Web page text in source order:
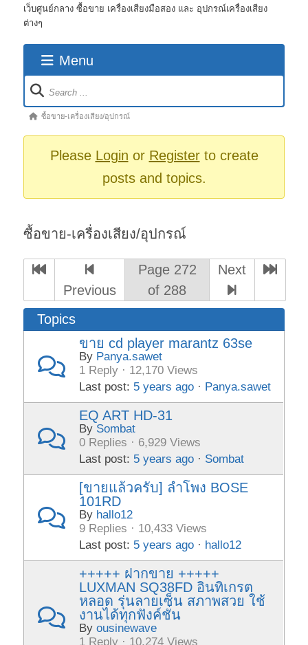
เว็บศูนย์กลาง ซื้อขาย เครื่องเสียงมือสอง และ อุปกรณ์เครื่องเสียง
ต่างๆ
Menu
Forum
Navigation
Forumซื้อขาย-เครื่องเสียง/อุปกรณ์
Please Login or Registerto create
posts and topics.
ซื้อขาย-เครื่องเสียง/อุปกรณ์
Previous
Page 272
of 288
Next
Topics
ขาย cd player marantz 63se
By Panya.sawet
1 Reply · 12,170 Views
Last post: 5 years ago · Panya.sawet
EQ ART HD-31
By Sombat
0 Replies · 6,929 Views
Last post: 5 years ago · Sombat
[ขายแล้วครับ] ลำโพง BOSE
101RD
By hallo12
9 Replies · 10,433 Views
Last post: 5 years ago · hallo12
+++++ ฝากขาย +++++
LUXMAN SQ38FD อินทิเกรต
หลอด รุ่นลายเซ็น สภาพสวย ใช้
งานได้ทุกฟังค์ชั่น
Byousinewave
1 Reply · 10,274 Views